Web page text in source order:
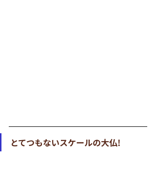
とてつもないスケールの大仏!